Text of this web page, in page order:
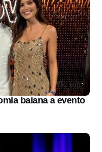
baiana a evento